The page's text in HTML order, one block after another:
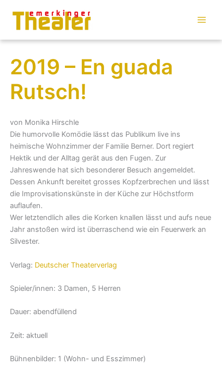
Inhalt
springen
2019 – En guada
Rutsch!
von Monika Hirschle
Die humorvolle Komödie lässt das Publikum live ins
heimische Wohnzimmer der Familie Berner. Dort regiert
Hektik und der Alltag gerät aus den Fugen. Zur
Jahreswende hat sich besonderer Besuch angemeldet.
Dessen Ankunft bereitet grosses Kopfzerbrechen und lässt
die Improvisationskünste in der Küche zur Höchstform
auflaufen.
Wer letztendlich alles die Korken knallen lässt und aufs neue
Jahr anstoßen wird ist überraschend wie ein Feuerwerk an
Silvester.
Verlag: Deutscher Theaterverlag
Spieler/innen: 3 Damen, 5 Herren
Dauer: abendfüllend
Zeit: aktuell
Bühnenbilder: 1 (Wohn- und Esszimmer)